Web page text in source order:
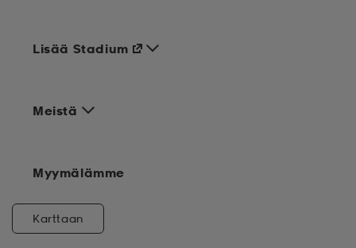
Meistä
Lisää Stadium
Myymälämme
Karttaan